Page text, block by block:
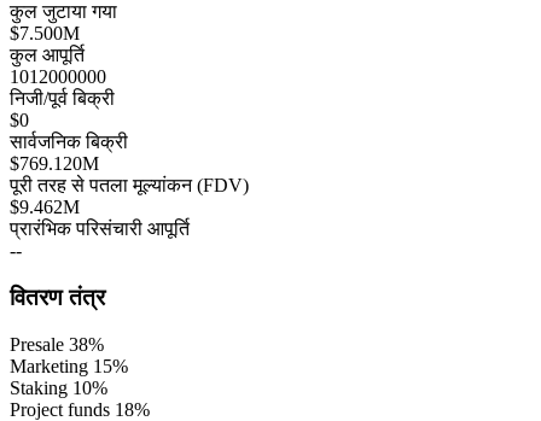
कुल जुटाया गया
$7.500M
कुल आपूर्ति
1012000000
निजी/पूर्व बिक्री
$0
सार्वजनिक बिक्री
$769.120M
पूरी तरह से पतला मूल्यांकन (FDV)
$9.462M
प्रारंभिक परिसंचारी आपूर्ति
--
वितरण तंत्र
Presale 38%
Marketing 15%
Staking 10%
Project funds 18%